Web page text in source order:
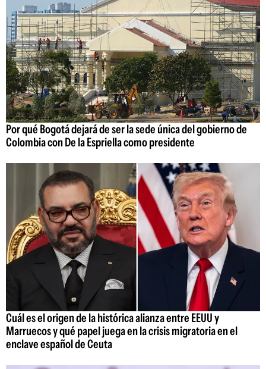
Por qué Bogotá dejará de ser la sede única del gobierno de
Colombia con De la Espriella como presidente
Cuál es el origen de la histórica alianza entre EEUU y
Marruecos y qué papel juega en la crisis migratoria en el
enclave español de Ceuta